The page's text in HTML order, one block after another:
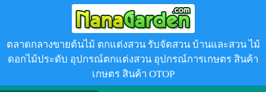
ตลาดกลางขายต้นไม้ ตกแต่งสวน รับจัดสวน บ้านและสวน ไม้
ดอกไม้ประดับ อุปกรณ์ตกแต่งสวน อุปกรณ์การเกษตร สินค้า
เกษตร สินค้า OTOP